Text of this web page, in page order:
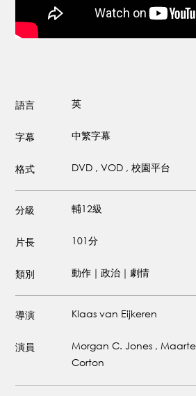
語言 英
字幕 中繁字幕
格式 DVD , VOD , 校園平台
分級 輔12級
片長 101分
類別 動作｜政治｜劇情
導演 Klaas van Eijkeren
演員
Morgan C. Jones ,
Corton